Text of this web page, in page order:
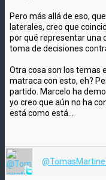
Pero más allá de eso,
laterales, creo que
por qué representar una
toma de decisiones
Otra cosa son los temas
matraca con esto, eh?
partido. Marcelo ha
yo creo que aún no ha
está como está...